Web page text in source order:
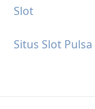
Slot
Situs Slot Pulsa